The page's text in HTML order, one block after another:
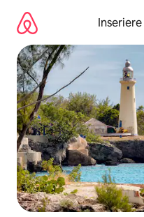
Inhalten
springen